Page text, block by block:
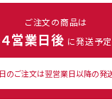
ご注文の商品は
営業日後 に発送予定
ご注文は翌営業日以降の発送